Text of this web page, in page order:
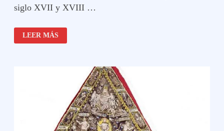
siglo XVII y XVIII …
CALL
FOR
PAPERS
LEER MÁS